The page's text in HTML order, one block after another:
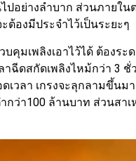
ปอย่างลำบาก ส่วนภายใ
ต้องมีประจำไว้เป็นระยะๆ
คุมเพลิงเอาไว้ได้ ต้องร
ฉีดสกัดเพลิงไหม้กว่า 3 ชั่
วลา เกรงจะลุกลามขึ้นม
กว่า100 ล้านบาท ส่วนสา